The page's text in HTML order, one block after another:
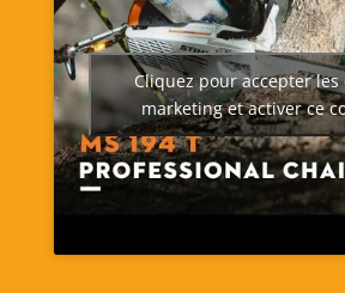
Cliquez pour accepter les
marketing et activer ce